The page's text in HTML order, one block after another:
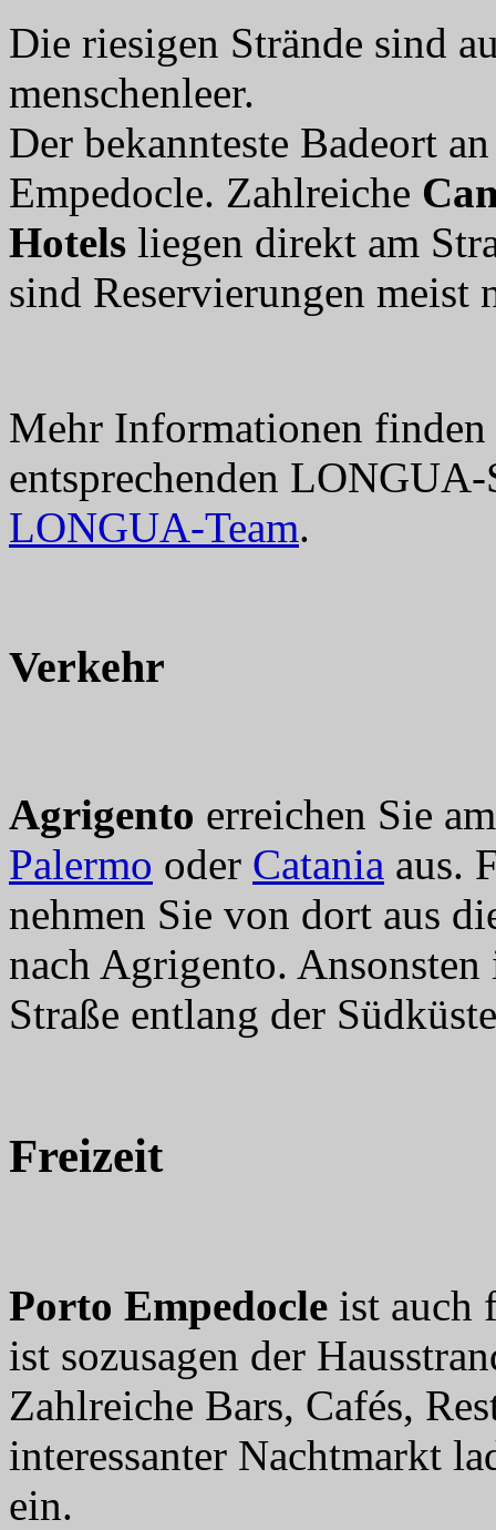
Die riesigen Strände sind
menschenleer.
Der bekannteste Badeort
Empedocle. Zahlreiche
Hotels liegen direkt am
sind Reservierungen meist
Mehr Informationen
entsprechenden
LONGUA-Team.
Verkehr
Agrigento erreichen Sie
Palermo oder Catania aus.
nehmen Sie von dort aus
nach Agrigento.
Straße entlang der
Freizeit
Porto Empedocle ist auch
ist sozusagen der
Zahlreiche Bars, Cafés,
interessanter Nachtmarkt
ein.